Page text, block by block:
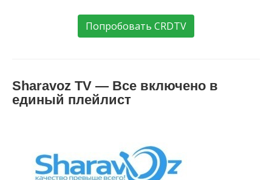
Попробовать CRDTV
Sharavoz TV — Все включено в
единый плейлист